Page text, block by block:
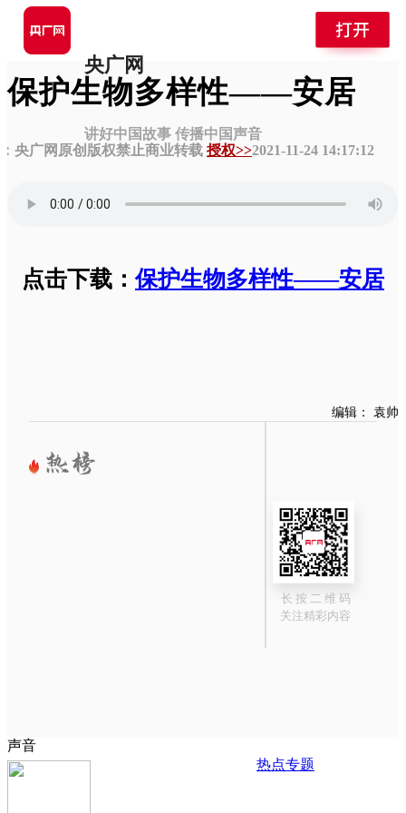
央广网
讲好中国故事 传播中国声音
首页 “讲文明 树新风”公益广告>音频
保护生物多样性——安居
2021-11-24 14:17:12
央广网 原创版权禁止商业转载 授权>>
点击下载：保护生物多样性——安居
编辑： 袁帅
长 按 二 维 码
关注精彩内容
声音
热点专题